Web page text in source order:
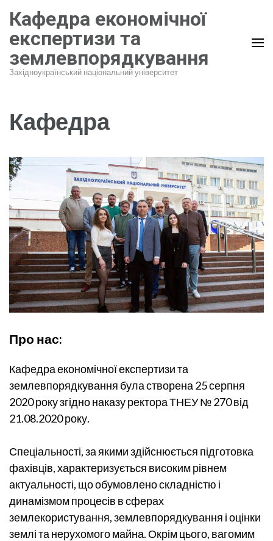
до
вмісту
(натисніть
Enter)
Кафедра економічної
експертизи та
землевпорядкування
Західноукраїнський національний університет
Кафедра
Про нас:
Кафедра економічної експертизи та
землевпорядкування була створена 25 серпня
2020 року згідно наказу ректора ТНЕУ № 270 від
21.08.2020 року.
Спеціальності, за якими здійснюється підготовка
фахівців, характеризується високим рівнем
актуальності, що обумовлено складністю і
динамізмом процесів в сферах
землекористування, землевпорядкування і оцінки
землі та нерухомого майна. Окрім цього, вагомим